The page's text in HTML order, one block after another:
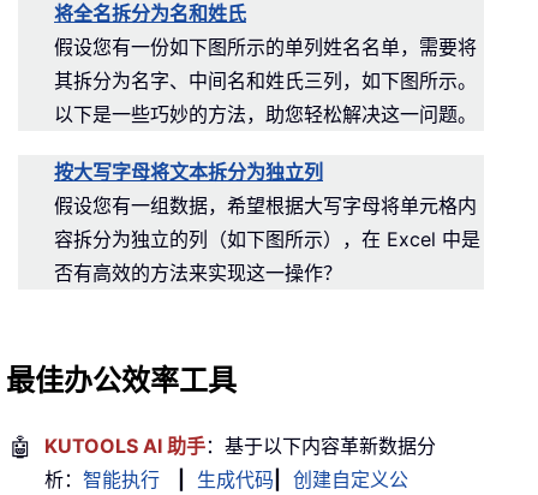
将全名拆分为名和姓氏
假设您有一份如下图所示的单列姓名名单，需要将
其拆分为名字、中间名和姓氏三列，如下图所示。
以下是一些巧妙的方法，助您轻松解决这一问题。
按大写字母将文本拆分为独立列
假设您有一组数据，希望根据大写字母将单元格内
容拆分为独立的列（如下图所示），在 Excel 中是
否有高效的方法来实现这一操作？
最佳办公效率工具
🤖 KUTOOLS AI 助手：基于以下内容革新数据分
析： 智能执行 生成代码
创建自定义公